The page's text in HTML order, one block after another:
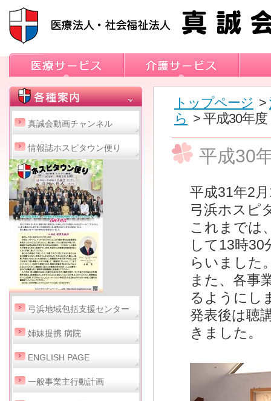
真誠会動画チャンネル
情報誌ホスピタウン便り
弓浜地域包括支援センター
姉妹提携 病院
ENGLISH PAGE
一般事業主行動計画
トップページ >
ら > 平成30年
平成30
平成31年2
弓浜ホスピ
これまでは
して13時30
らいました
また、各事
るようにし
発表後は聴
きました。